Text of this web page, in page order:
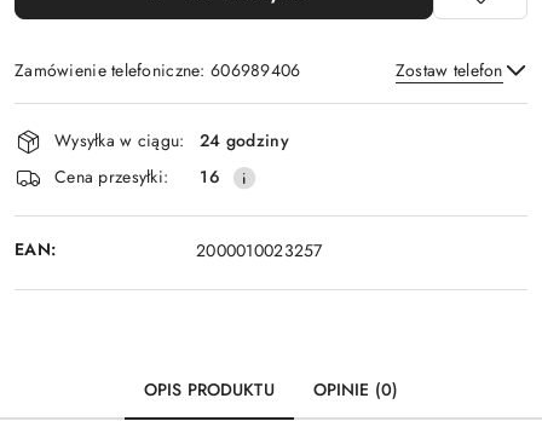
Zamówienie telefoniczne: 606989406 Zostaw telefon
Wyślij
Dostępność
i
dostawa
Wysyłka w ciągu:
24 godziny
Cena przesyłki:
16
EAN: 2000010023257
OPIS PRODUKTU OPINIE (0)